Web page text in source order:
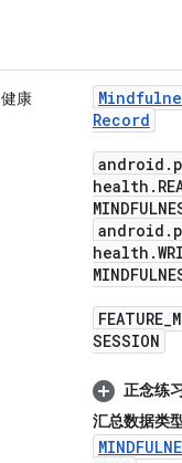
健康
Record
android .
health .
android .
health .
FEATURE_
SESSION
正念练
汇总数据类